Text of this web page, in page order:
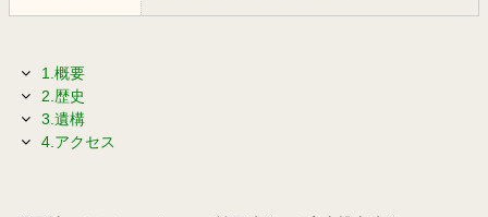
1.概要
2.歴史
3.遺構
4.アクセス